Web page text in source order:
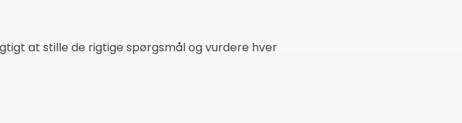
at stille de rigtige spørgsmål og vurdere hver